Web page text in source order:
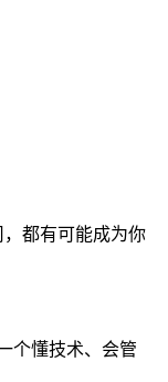
都有可能成为你
个懂技术、会管